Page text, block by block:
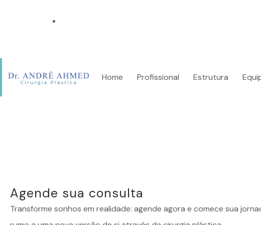
Home Profissional Estrutura
Agende sua consulta
Transforme sonhos em realidade: agende agora e comece sua